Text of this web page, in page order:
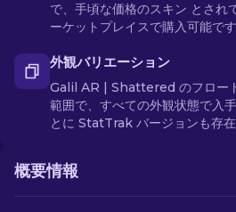
で、手頃な価格のスキン とされ
ーケットプレイスで購入可能です
外観バリエーション
Galil AR | Shattered のフロー
範囲で、すべての外観状態で入
とに StatTrak バージョンも存在
概要情報